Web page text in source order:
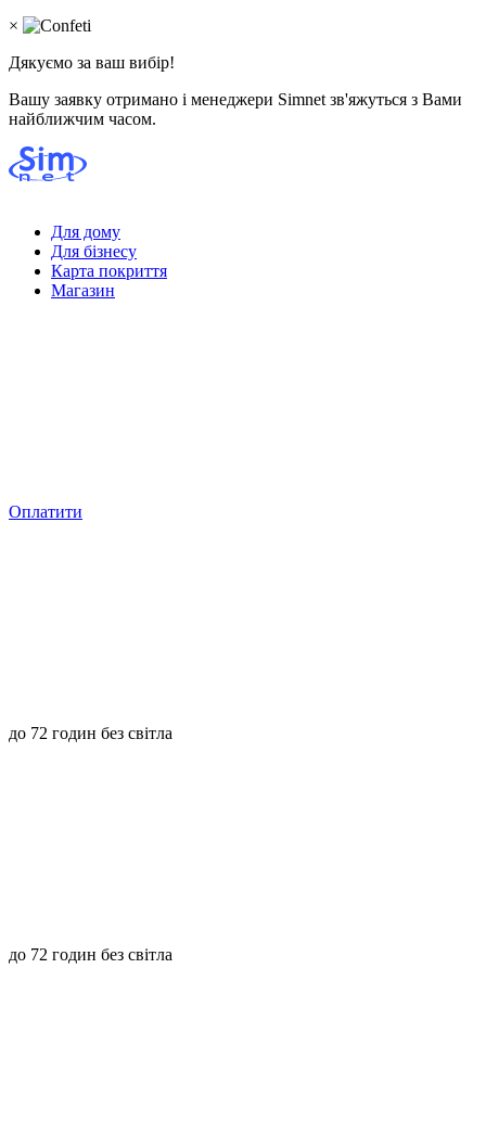
×
Дякуємо за ваш вибір!
Вашу заявку отримано і менеджери Simnet зв'яжуться з Вами
найближчим часом.
Для дому
Для бізнесу
Карта покриття
Магазин
Оплатити
до 72 годин без світла
до 72 годин без світла